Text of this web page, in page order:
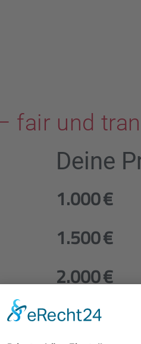
fair und
Deine
1.000 €
1.500 €
2.000 €
3.000 €